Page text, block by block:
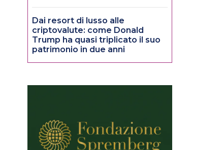
Dai resort di lusso alle
criptovalute: come Donald
Trump ha quasi triplicato il suo
patrimonio in due anni